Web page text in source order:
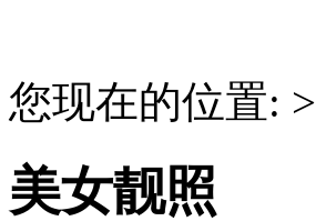
您现在的位置: >
美女靓照